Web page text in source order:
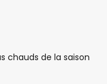
chauds de la saison